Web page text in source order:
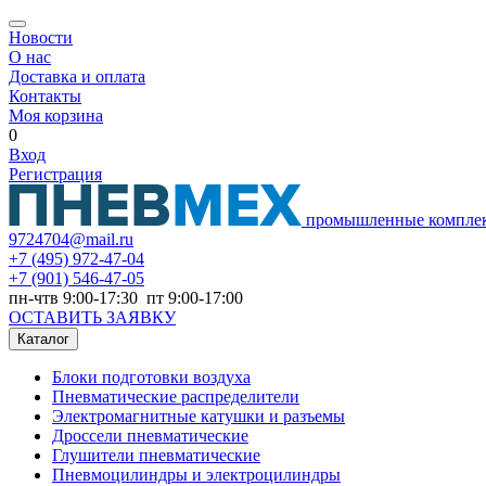
Новости
О нас
Доставка и оплата
Контакты
Моя корзина
0
Вход
Регистрация
промышленные
9724704@mail.ru
+7 (495) 972-47-04
+7 (901) 546-47-05
пн-чтв 9:00-17:30 пт 9:00-17:00
ОСТАВИТЬ ЗАЯВКУ
Каталог
Блоки подготовки воздуха
Пневматические распределители
Электромагнитные катушки и разъемы
Дроссели пневматические
Глушители пневматические
Пневмоцилиндры и электроцилиндры